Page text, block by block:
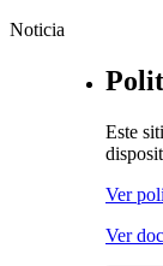
Noticia
Este
Ver
Ver